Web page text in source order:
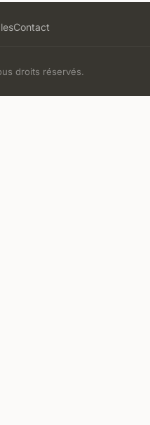
Contact
droits réservés.